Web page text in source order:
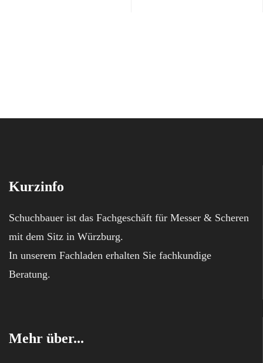
Kurzinfo
Schuchbauer ist das Fachgeschäft für Messer & Scheren
mit dem Sitz in Würzburg.
In unserem Fachladen erhalten Sie fachkundige
Beratung.
Mehr über...